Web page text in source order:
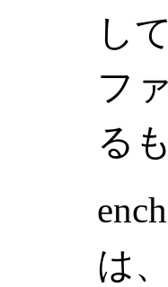
し
フ
る
は